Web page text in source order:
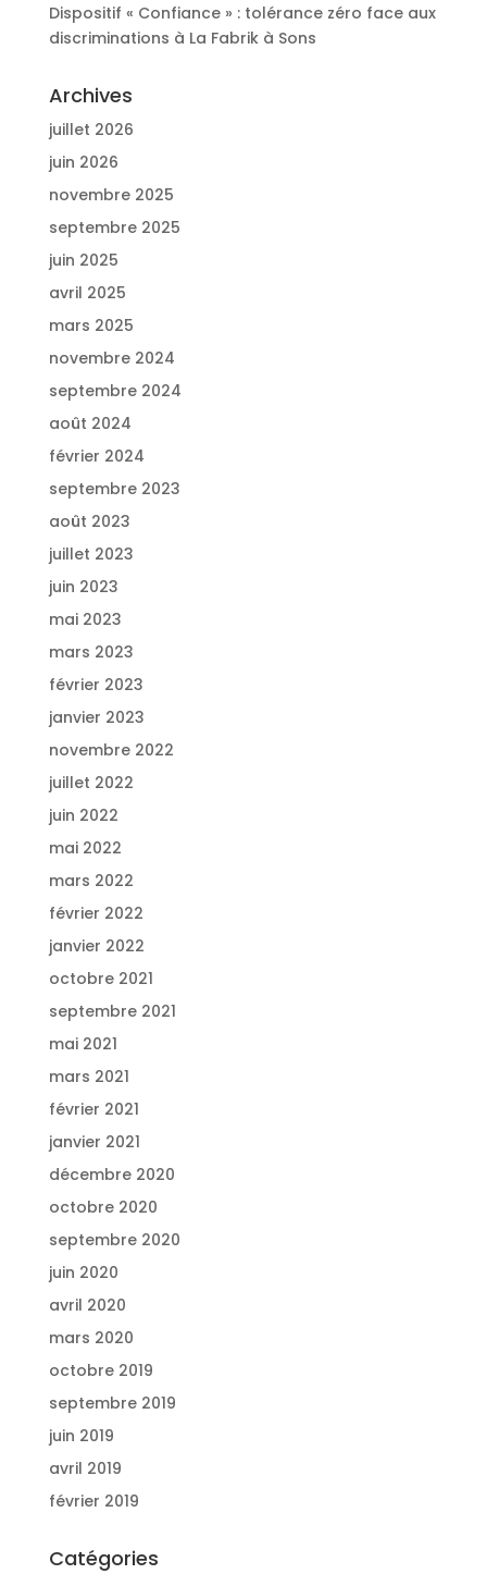
Dispositif « Confiance » : tolérance zéro face aux
discriminations à La Fabrik à Sons
Archives
juillet 2026
juin 2026
novembre 2025
septembre 2025
juin 2025
avril 2025
mars 2025
novembre 2024
septembre 2024
août 2024
février 2024
septembre 2023
août 2023
juillet 2023
juin 2023
mai 2023
mars 2023
février 2023
janvier 2023
novembre 2022
juillet 2022
juin 2022
mai 2022
mars 2022
février 2022
janvier 2022
octobre 2021
septembre 2021
mai 2021
mars 2021
février 2021
janvier 2021
décembre 2020
octobre 2020
septembre 2020
juin 2020
avril 2020
mars 2020
octobre 2019
septembre 2019
juin 2019
avril 2019
février 2019
Catégories